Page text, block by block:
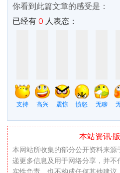
你看到此篇文章的感受是：
已经有0 人表态：
支持 高兴 震惊 愤怒 无聊
本站资讯·
本网站所收集的部分公开资料来
递更多信息及用于网络分享，并